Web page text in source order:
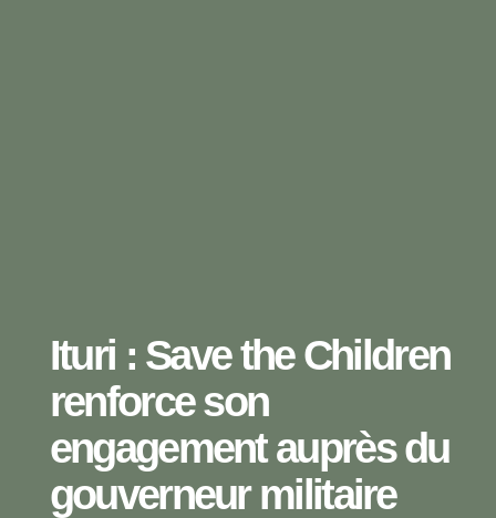
Ituri : Save the Children
renforce son
engagement auprès du
gouverneur militaire